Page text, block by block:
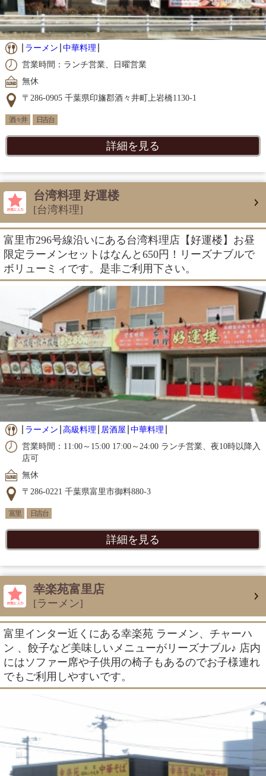
ラーメン 中華料理
営業時間：ランチ営業、日曜営業
無休
〒286-0905 千葉県印旛郡酒々井町上岩橋1130-1
酒々井 日吉台
詳細を見る
台湾料理 好運楼
[台湾料理]
富里市296号線沿いにある台湾料理店【好運楼】お昼
限定ラーメンセットはなんと650円！リーズナブルで
ボリューミィです。是非ご利用下さい。
ラーメン 高級料理 居酒屋 中華料理
営業時間：11:00～15:00 17:00～24:00 ランチ営業、夜10時以降入
店可
無休
〒286-0221 千葉県富里市御料880-3
富里 日吉台
詳細を見る
幸楽苑富里店
[ラーメン]
富里インター近くにある幸楽苑 ラーメン、チャーハ
ン 、餃子など美味しいメニューがリーズナブル♪ 店内
にはソファー席や子供用の椅子もあるのでお子様連れ
でもご利用しやすいです。